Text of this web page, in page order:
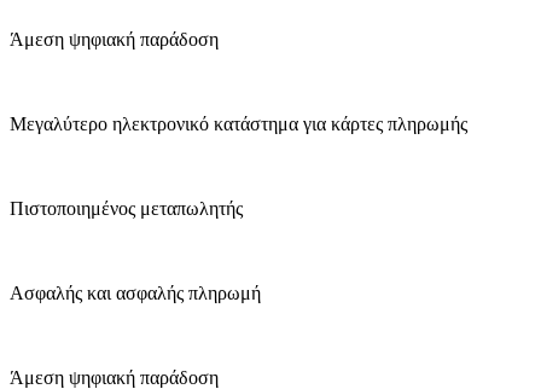
Άμεση ψηφιακή παράδοση
Μεγαλύτερο ηλεκτρονικό κατάστημα για κάρτες πληρωμής
Πιστοποιημένος μεταπωλητής
Ασφαλής και ασφαλής πληρωμή
Άμεση ψηφιακή παράδοση